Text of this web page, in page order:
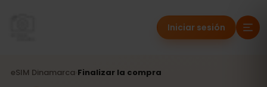
Iniciar sesión
eSIM Dinamarca Finalizar la compra